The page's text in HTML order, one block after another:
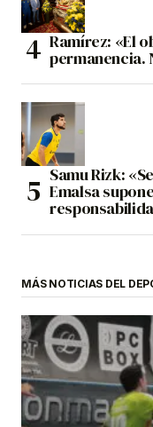
Ramírez: «El
permanencia.
Samu Rizk:
Emalsa
MÁS NOTICIAS DEL